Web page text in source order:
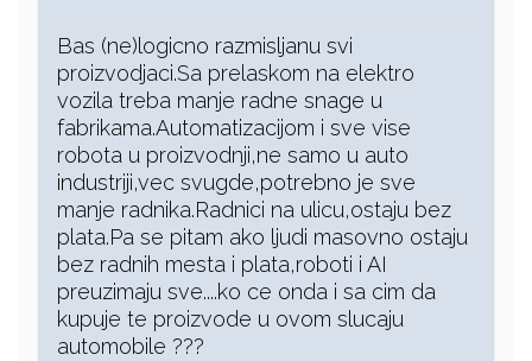
Bas (ne)logicno razmisljanu svi
proizvodjaci.Sa prelaskom na elektro
vozila treba manje radne snage u
fabrikama.Automatizacijom i sve vise
robota u proizvodnji,ne samo u auto
industriji,vec svugde,potrebno je sve
manje radnika.Radnici na ulicu,ostaju bez
plata.Pa se pitam ako ljudi masovno ostaju
bez radnih mesta i plata,roboti i AI
preuzimaju sve....ko ce onda i sa cim da
kupuje te proizvode u ovom slucaju
automobile ???